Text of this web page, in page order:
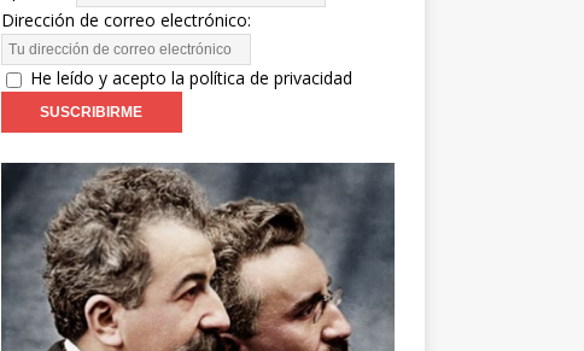
Dirección de correo electrónico:
He leído y acepto la política de privacidad